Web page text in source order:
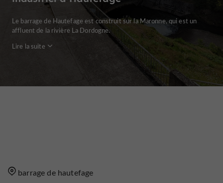
Le barrage de Hautefage est construit sur la Maronne, qui est un
affluent de la rivière La Dordogne.
Lire la suite
barrage de hautefage